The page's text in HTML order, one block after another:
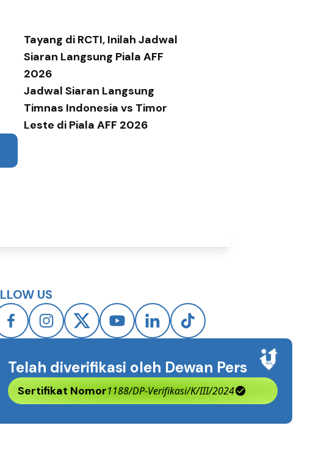
Tayang di RCTI, Inilah Jadwal
Siaran Langsung Piala AFF
2026
Jadwal Siaran Langsung
Timnas Indonesia vs Timor
Leste di Piala AFF 2026
US
Telah diverifikasi oleh Dewan Pers
Sertifikat Nomor1188/DP-Verifikasi/K/III/2024